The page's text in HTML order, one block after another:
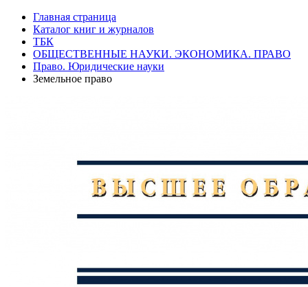
Главная страница
Каталог книг и журналов
ТБК
ОБЩЕСТВЕННЫЕ НАУКИ. ЭКОНОМИКА. ПРАВО
Право. Юридические науки
Земельное право